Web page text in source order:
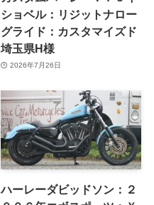
ハーレーダビッドソン：２
００６年エボスポーツ：Ｘ
Ｌ１２００Ｒ：カスタマイ
ズド福島県Ｓ様
2026年7月19日